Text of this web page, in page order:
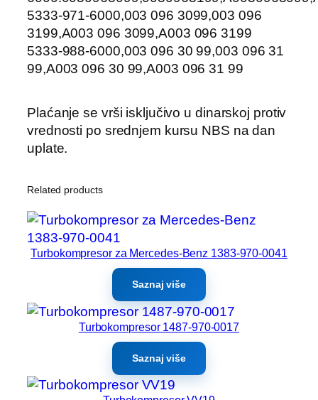
5333-971-6000,003 096 3099,003 096
3199,A003 096 3099,A003 096 3199
5333-988-6000,003 096 30 99,003 096 31
99,A003 096 30 99,A003 096 31 99
Plaćanje se vrši isključivo u dinarskoj protiv
vrednosti po srednjem kursu NBS na dan
uplate.
Related products
Turbokompresor za Mercedes-Benz 1383-970-0041
Saznaj više
Turbokompresor 1487-970-0017
Saznaj više